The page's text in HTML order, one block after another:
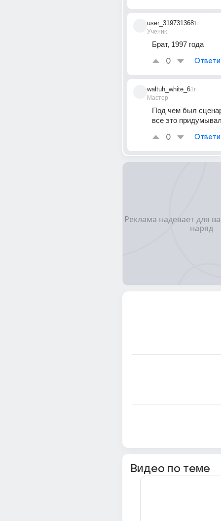
user_319731368
Ученик
1г
Брат, 1997 года
0
waltuh_white_6
Мастер
1г
Под чем был
все это
0
Видео по теме